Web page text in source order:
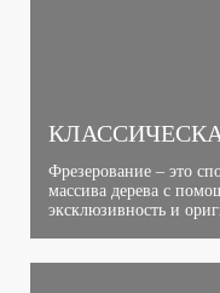
Фрезерование – это
массива дерева с
эксклюзивность и